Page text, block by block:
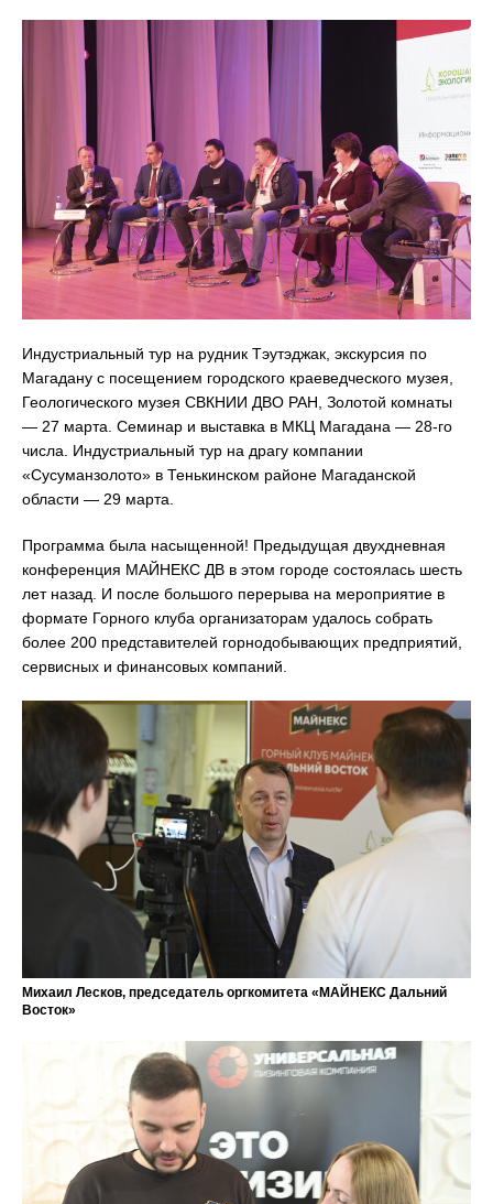
Индустриальный тур на рудник Тэутэджак, экскурсия по
Магадану с посещением городского краеведческого музея,
Геологического музея СВКНИИ ДВО РАН, Золотой комнаты
— 27 марта. Семинар и выставка в МКЦ Магадана — 28-го
числа. Индустриальный тур на драгу компании
«Сусуманзолото» в Тенькинском районе Магаданской
области — 29 марта.
Программа была насыщенной! Предыдущая двухдневная
конференция МАЙНЕКС ДВ в этом городе состоялась шесть
лет назад. И после большого перерыва на мероприятие в
формате Горного клуба организаторам удалось собрать
более 200 представителей горнодобывающих предприятий,
сервисных и финансовых компаний.
Михаил Лесков, председатель оргкомитета «МАЙНЕКС Дальний
Восток»